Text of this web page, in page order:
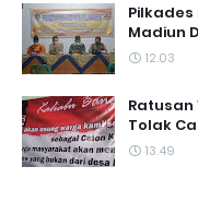
Madiun
12.03
Tolak
13.49